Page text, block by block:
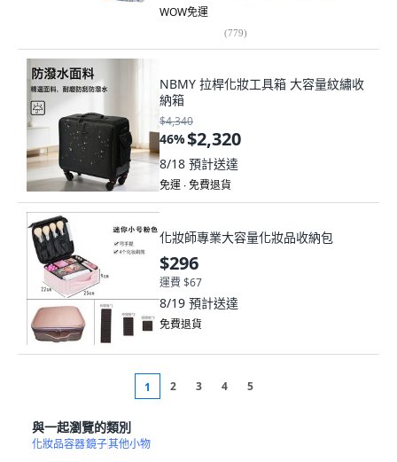
WOW免運
(779)
NBMY 拉桿化妝工具箱 大容量紋繡收
納箱
$4,340
46%$2,320
8/18 預計送達
免運 ∙ 免費退貨
化妝師專業大容量化妝品收納包
$296
運費 $67
8/19 預計送達
免費退貨
1 2 3 4 5
與一起瀏覽的類別
化妝品容器鏡子其他小物